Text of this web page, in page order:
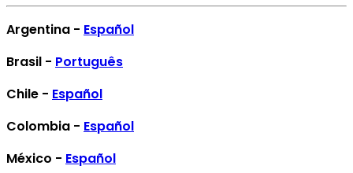
Argentina - Español
Brasil - Português
Chile - Español
Colombia - Español
México - Español